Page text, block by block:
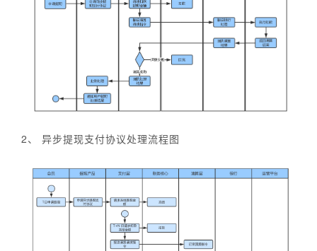
2、 异步提现支付协议处理流程图